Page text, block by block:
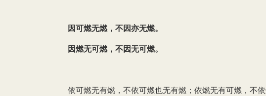
因可燃无燃，不因亦无燃。
因燃无可燃，不因无可燃。
依可燃无有燃，不依可燃也无有燃；依燃无有可燃，不依